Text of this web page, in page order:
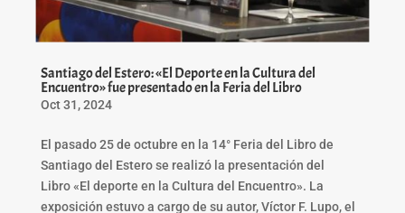
Santiago del Estero: «El Deporte en la Cultura del
Encuentro» fue presentado en la Feria del Libro
Oct 31, 2024
El pasado 25 de octubre en la 14° Feria del Libro de
Santiago del Estero se realizó la presentación del
Libro «El deporte en la Cultura del Encuentro». La
exposición estuvo a cargo de su autor, Víctor F. Lupo, el